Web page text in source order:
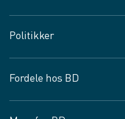
Vagttelefon 30 10 89 89
Spørgsmål og svar
Job og karriere
Fødevarekontrolrapport
Politikker
Privatlivspolitik
Cookies
Fordele hos BD